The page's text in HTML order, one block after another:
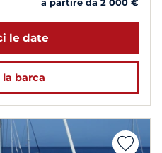
a partire da 2 000 €
le date
la barca